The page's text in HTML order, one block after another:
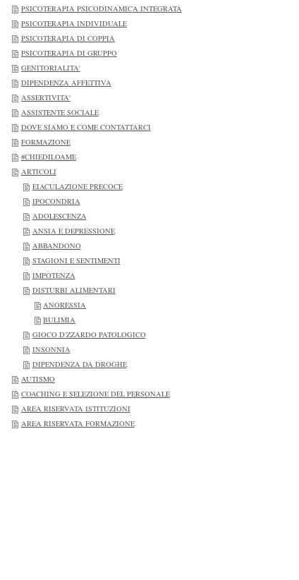
PSICOTERAPIA PSICODINAMICA INTEGRATA
PSICOTERAPIA INDIVIDUALE
PSICOTERAPIA DI COPPIA
PSICOTERAPIA DI GRUPPO
GENITORIALITA'
DIPENDENZA AFFETTIVA
ASSERTIVITA'
ASSISTENTE SOCIALE
DOVE SIAMO E COME CONTATTARCI
FORMAZIONE
#CHIEDILOAME
ARTICOLI
EIACULAZIONE PRECOCE
IPOCONDRIA
ADOLESCENZA
ANSIA E DEPRESSIONE
ABBANDONO
STAGIONI E SENTIMENTI
IMPOTENZA
DISTURBI ALIMENTARI
ANORESSIA
BULIMIA
GIOCO D'ZZARDO PATOLOGICO
INSONNIA
DIPENDENZA DA DROGHE
AUTISMO
COACHING E SELEZIONE DEL PERSONALE
AREA RISERVATA ISTITUZIONI
AREA RISERVATA FORMAZIONE